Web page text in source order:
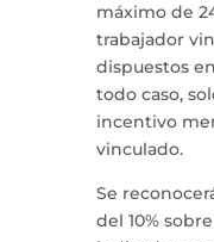
máximo de
trabajador
dispuestos
todo caso,
incentivo
vinculado.
Se
del 10%